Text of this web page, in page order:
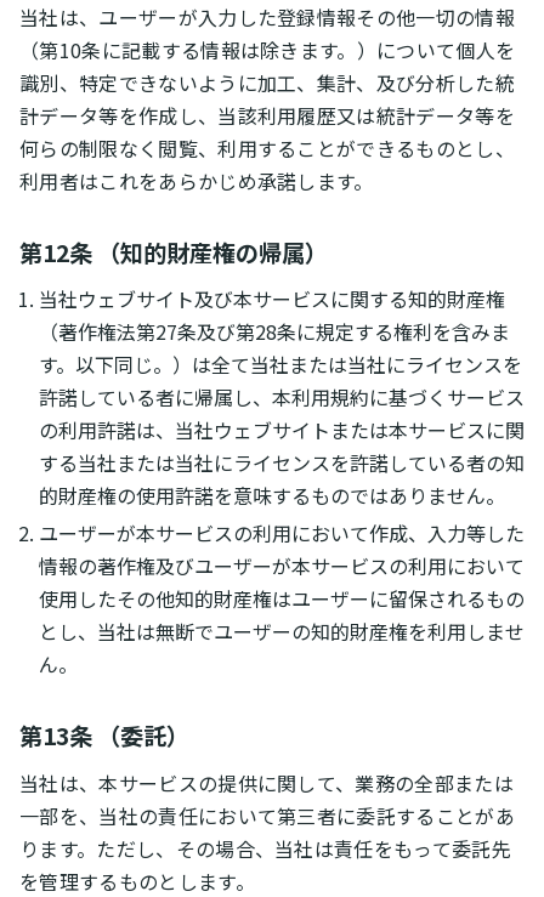
当社は、ユーザーが入力した登録情報その他一切の情報
（第10条に記載する情報は除きます。）について個人を
識別、特定できないように加工、集計、及び分析した統
計データ等を作成し、当該利用履歴又は統計データ等を
何らの制限なく閲覧、利用することができるものとし、
利用者はこれをあらかじめ承諾します。
第12条 （知的財産権の帰属）
当社ウェブサイト及び本サービスに関する知的財産権
（著作権法第27条及び第28条に規定する権利を含みま
す。以下同じ。）は全て当社または当社にライセンスを
許諾している者に帰属し、本利用規約に基づくサービス
の利用許諾は、当社ウェブサイトまたは本サービスに関
する当社または当社にライセンスを許諾している者の知
的財産権の使用許諾を意味するものではありません。
ユーザーが本サービスの利用において作成、入力等した
情報の著作権及びユーザーが本サービスの利用において
使用したその他知的財産権はユーザーに留保されるもの
とし、当社は無断でユーザーの知的財産権を利用しませ
ん。
第13条 （委託）
当社は、本サービスの提供に関して、業務の全部または
一部を、当社の責任において第三者に委託することがあ
ります。ただし、その場合、当社は責任をもって委託先
を管理するものとします。